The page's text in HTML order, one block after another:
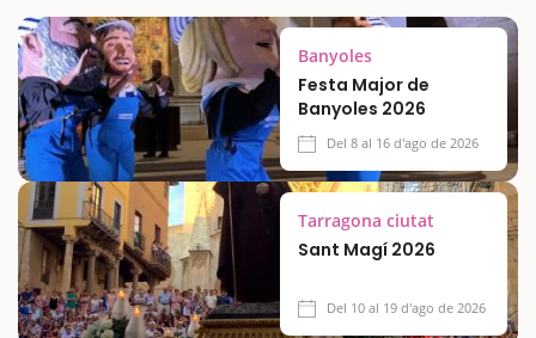
Banyoles
Festa Major de
Banyoles 2026
Del 8 al 16 d'ago de 2026
Tarragona ciutat
Sant Magí 2026
Del 10 al 19 d'ago de 2026